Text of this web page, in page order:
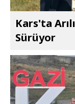
Kars'ta
Sürüyor